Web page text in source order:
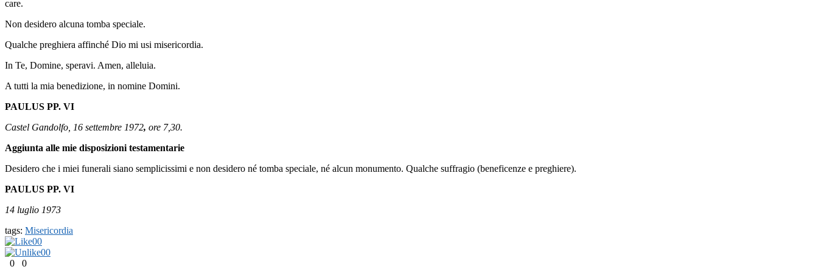
care.
Non desidero alcuna tomba speciale.
Qualche preghiera affinché Dio mi usi misericordia.
In Te, Domine, speravi. Amen, alleluia.
A tutti la mia benedizione, in nomine Domini.
PAULUS PP. VI
Castel Gandolfo, 16 settembre 1972, ore 7,30.
Aggiunta alle mie disposizioni testamentarie
Desidero che i miei funerali siano semplicissimi e non desidero né tomba speciale, né alcun monumento. Qualche suffragio (beneficenze e preghiere).
PAULUS PP. VI
14 luglio 1973
tags: Misericordia
00
00
0
0